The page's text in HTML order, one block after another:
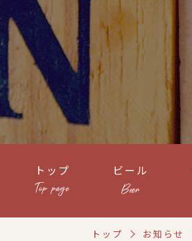
トップ ビール
トップ お知らせ